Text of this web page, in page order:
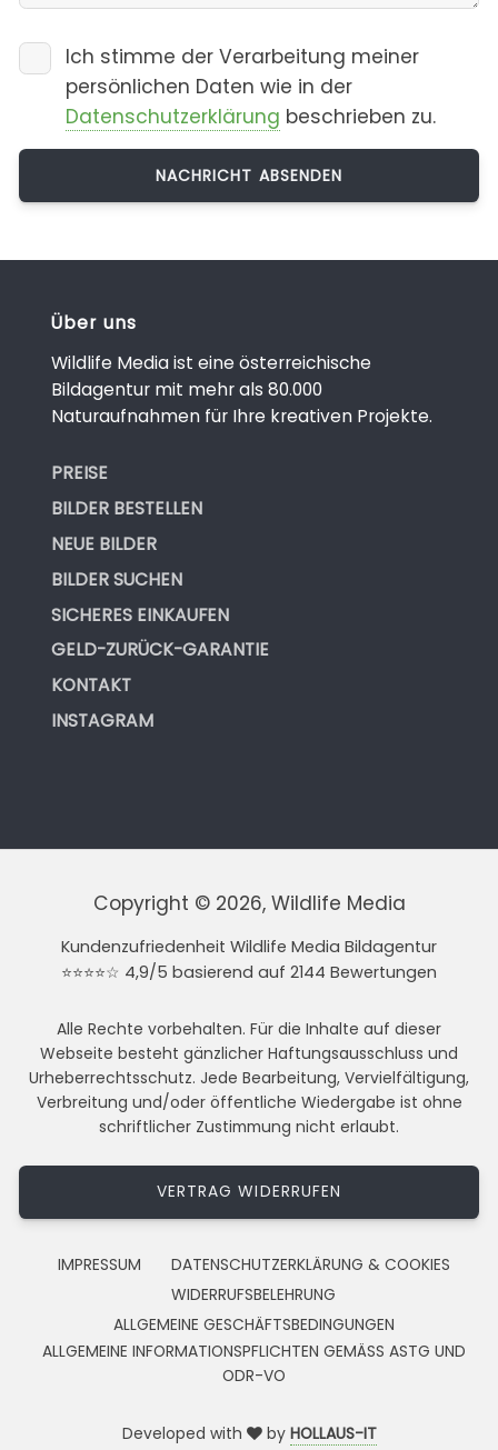
Ich stimme der Verarbeitung meiner
persönlichen Daten wie in der
Datenschutzerklärung beschrieben zu.
Über uns
Wildlife Media ist eine österreichische
Bildagentur mit mehr als 80.000
Naturaufnahmen für Ihre kreativen Projekte.
PREISE
BILDER BESTELLEN
NEUE BILDER
BILDER SUCHEN
SICHERES EINKAUFEN
GELD-ZURÜCK-GARANTIE
KONTAKT
INSTAGRAM
Copyright © 2026, Wildlife Media
Kundenzufriedenheit Wildlife Media Bildagentur
⭐⭐⭐⭐☆ 4,9/5 basierend auf 2144 Bewertungen
Alle Rechte vorbehalten. Für die Inhalte auf dieser
Webseite besteht gänzlicher Haftungsausschluss und
Urheberrechtsschutz. Jede Bearbeitung, Vervielfältigung,
Verbreitung und/oder öffentliche Wiedergabe ist ohne
schriftlicher Zustimmung nicht erlaubt.
VERTRAG WIDERRUFEN
IMPRESSUM
DATENSCHUTZERKLÄRUNG & COOKIES
WIDERRUFSBELEHRUNG
ALLGEMEINE GESCHÄFTSBEDINGUNGEN
ALLGEMEINE INFORMATIONSPFLICHTEN GEMÄSS ASTG UND
ODR-VO
Developed with by HOLLAUS-IT